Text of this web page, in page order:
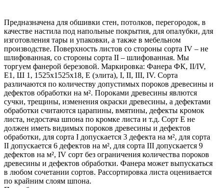
Предназначена для обшивки стен, потолков, перегородок, в
качестве настила под напольные покрытия, для опалубки, для
изготовления тары и упаковки, а также в мебельном
производстве. Поверхность листов со стороны сорта IV – не
шлифованная, со стороны сорта II – шлифованная. Мы
торгуем фанерой березовой. Маркировка: Фанера ФК, II/IV,
Е1, Ш 1, 1525х1525х18, Е (элита), I, II, III, IV. Сорта
различаются по количеству допустимых пороков древесины и
дефектов обработки на м². Пороками древесины явлются
сучки, трещины, изменения окраски древесины, а дефектами
обработки считаются царапины, вмятины, дефекты кромок
листа, недостача шпона по кромке листа и т.д. Сорт Е не
должен иметь видимых пороков древесины и дефектов
обработки, для сорта I допускается 3 дефекта на м², для сорта
II допускается 6 дефектов на м², для сорта III допускается 9
дефектов на м², IV сорт без ограничения количества пороков
древесины и дефектов обработки. Фанера может выпускаться
в любом сочетании сортов. Рассортировка листа оценивается
по крайним слоям шпона.